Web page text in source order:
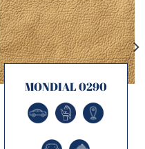
MONDIAL 0290